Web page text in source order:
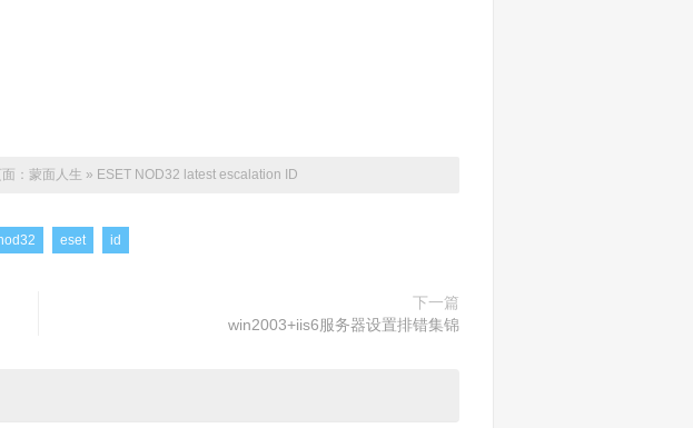
： 蒙面人生 » ESET NOD32 latest escalation ID
eset id
下一篇
win2003+iis6服务器设置排错集锦